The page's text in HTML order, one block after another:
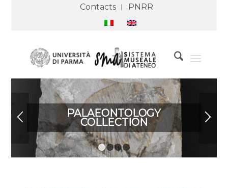
Contacts PNRR
PALAEONTOLOGY
COLLECTION
1 2 3 4